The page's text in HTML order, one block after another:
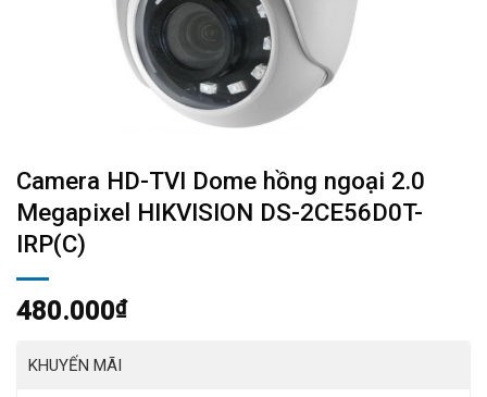
Camera HD-TVI Dome hồng ngoại 2.0
Megapixel HIKVISION DS-2CE56D0T-
IRP(C)
480.000₫